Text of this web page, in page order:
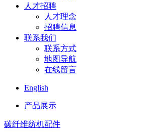
人才招聘
人才理念
招聘信息
联系我们
联系方式
地图导航
在线留言
English
产品展示
碳纤维纺机配件